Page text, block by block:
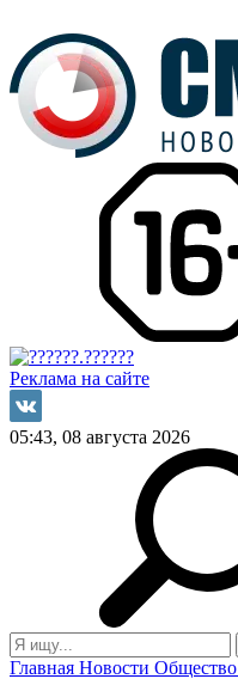
Реклама на сайте
05:43, 08 августа 2026
Главная Новости Общество